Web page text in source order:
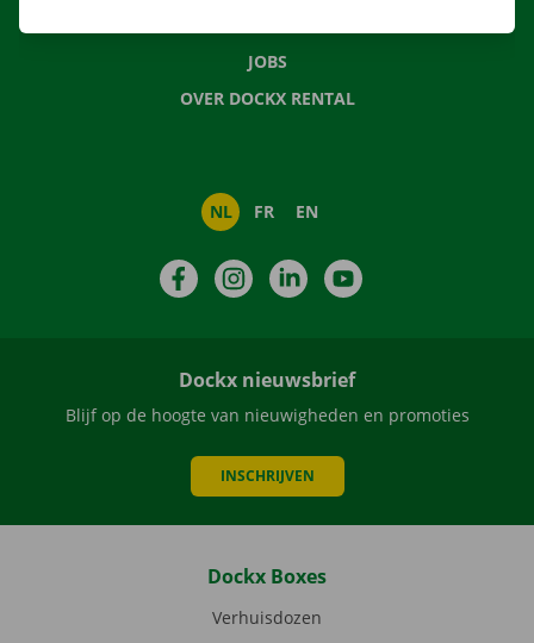
JOBS
OVER DOCKX RENTAL
NL FR EN
FacebookInstagramLinkedIn
Dockx nieuwsbrief
Blijf op de hoogte van nieuwigheden en promoties
INSCHRIJVEN
Dockx Boxes
Verhuisdozen